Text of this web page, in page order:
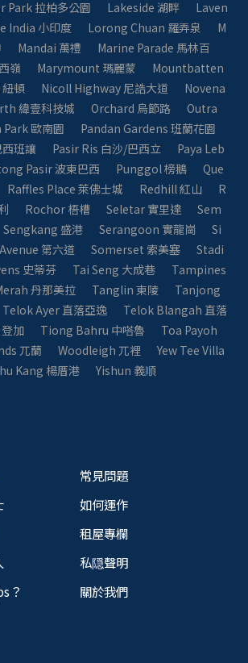
Park 拉柏多公園 Lakeside 湖畔
Laven
India 小印度 Lorong Chuan 羅弄泉
M
Mandai 萬禮
Marine Parade 馬林百
嶺 Marymount 瑪麗蒙
Mountbatten
頓 Nicoll Highway 尼誥大道
Novena
緯壹科技城 Orchard 烏節路
Outra
歐南園
Pandan Gardens 班蘭花園
班讓
Pasir Ris 白沙/巴西立
Paya Leb
Pasir 波東巴西 Punggol 榜鵝
Que
Raffles Place 萊佛士城 Redhill 紅山
R
Rochor 梧槽 Seletar 實里達
Sem
Sengkang 盛港 Serangoon 實龍崗
Si
第六道 Somerset 索美塞
Stadi
史蒂芬 Tai Seng 大成巷
Tampines
丹那美拉 Tanglin 東陵
Tanjong
Telok Ayer 直落亞逸
Telok Blangah 直落
加 Tiong Bahru 中嗒魯
Toa Payoh
兀蘭 Woodleigh 兀裡
Yew Tee Villa
Kang 楊厝港 Yishun 義順
？
常見問題
如何運作
租屋專欄
私隠聲明
關於我們